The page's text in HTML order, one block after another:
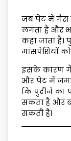
जब पेट में गैस
लगता है और
कहा जाता है।
मांसपेशियों
इसके कारण
और पेट में जमा
कि पुदीने का
सकता है और
सकती है।